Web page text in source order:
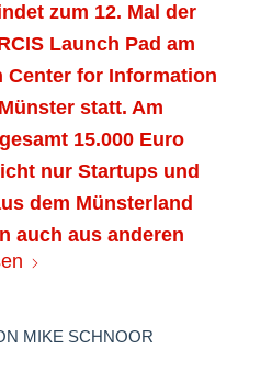
zum 12. Mal der
Launch Pad am
Center for Information
statt. Am
15.000 Euro
nur Startups und
dem Münsterland
auch aus anderen
MIKE SCHNOOR